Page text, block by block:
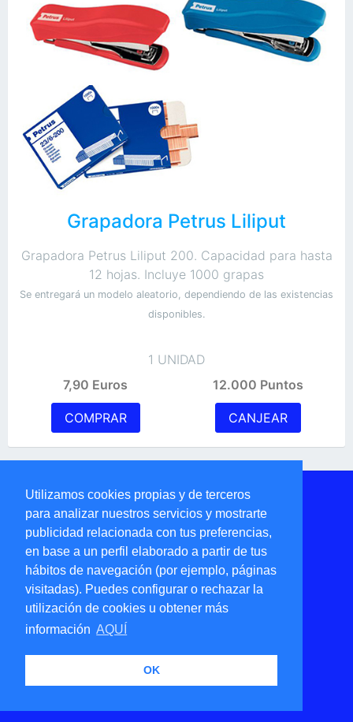
Utilizamos cookies propias y de terceros
para analizar nuestros servicios y mostrarte
publicidad relacionada con tus preferencias,
en base a un perfil elaborado a partir de tus
hábitos de navegación (por ejemplo, páginas
visitadas). Puedes configurar o rechazar la
utilización de cookies u obtener más
información AQUÍ
OK
Grapadora Petrus Liliput
Grapadora Petrus Liliput 200. Capacidad para hasta
12 hojas. Incluye 1000 grapas
Se entregará un modelo aleatorio, dependiendo de las existencias
disponibles.
1 UNIDAD
7,90 Euros
COMPRAR
12.000 Puntos
CANJEAR
Calle Enrique Villar, 7 - Murcia
968 900 442 - se.lepapa@ofni
Horarios y Contacto pulsando aquí